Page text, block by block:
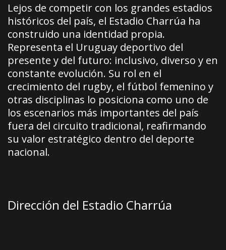
Lejos de competir con los grandes estadios
históricos del país, el Estadio Charrúa ha
construido una identidad propia.
Representa el Uruguay deportivo del
presente y del futuro: inclusivo, diverso y en
constante evolución. Su rol en el
crecimiento del rugby, el fútbol femenino y
otras disciplinas lo posiciona como uno de
los escenarios más importantes del país
fuera del circuito tradicional, reafirmando
su valor estratégico dentro del deporte
nacional.
Dirección del Estadio Charrúa